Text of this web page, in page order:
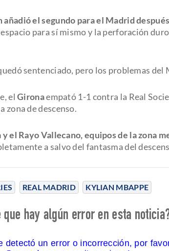
REAL MADRID KYLIAN MBAPPE
añadió el segundo para el Madrid
para sí mismo y la perforación
sentenciado, pero los problemas
elGironaempató 1-1 contra la Real
zona de descenso.
el Rayo Vallecano, equipos de la zona
a salvo del fantasma del
hay algún error en esta
detectó un error o incorrección, por